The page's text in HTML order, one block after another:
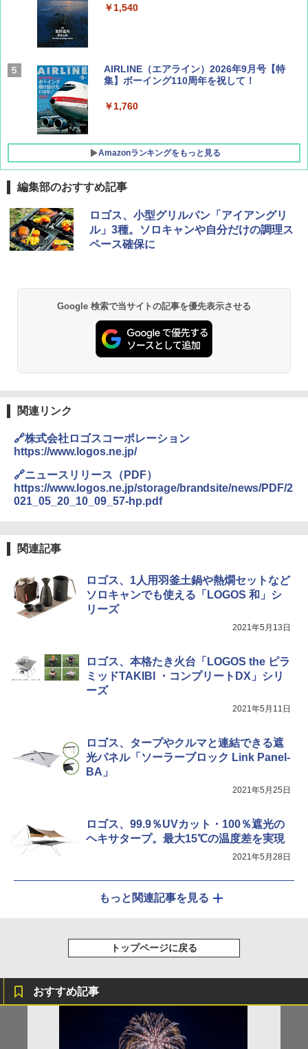
￥1,540
AIRLINE（エアライン）2026年9月号【特
集】ボーイング110周年を祝して！
￥1,760
Amazonランキングをもっと見る
D40 地球の歩き方 チェンマイ タイ北部の魅
力的な町 2026～2027 地球の歩き方D アジア
￥2,079
球の歩き方A ヨーロッパ
￥2,479
A26 地球の歩き方 チェコ ポーランド スロヴ
ァキア 2026～2027 地球の歩き方A ヨーロッ
パ
￥1,540
[キャンパーズコレクション 山善] ポップアッ
プテント 傘みたいに広げて畳める パッとサ
ッとサンシェード キューブ フルクローズ メ
ッシュ 簡単設置 ワンタッチテント キャンプ
PYKES PEAK (パイクスピーク) 着替えテン
ト プライバシー テント 【中が透けない】 1
人用 折りたたみ 防災グッズ 災害用トイレ ビ
ーチ ピクニック ポップアップテント 携帯 簡
ENDLESS BASE 《めざましテレビで紹介》
テント ワンタッチ RENEW 幅200 2-3人用 43
500002(88859)
￥5,999
￥9,990
[キャンパーズコレクション 山善] 傘みたいに
イド ブラックコーティング フルクローズ メ
ッシュ 4人用 簡単設置 ポップアップテント P
ATCW-150B エクルベージュ
DEWEL パラソル 大型 ビーチ アウトドアパ
ラソル ガーデン サイトシート付 折りたたみ
防水 UVカット 4段階高さ調整 軽量 収納袋付
き
BUNDOK(バンドック)ソロ ドーム 1 EX BDK
-08EX カーキ ソロキャンプ ポリエステル フ
レーム テント
￥14,800
￥2,980
ニューエラ New Era キャップ メッシュキャ
ップ 9FORTY AFrame 15226380 NER37C00
94 ストーン ニューエラキャップ 9FORTYA
￥4,400
熊撃退スプレー 熊よけスプレー 熊スプレー
0ml（連続噴射30秒）110ml（連続噴射15
秒）射程5～10m 安全ロック搭載 携帯収納袋
付き ヒグマ・イノシシ対策 自治体・教育機
関の購入実績 登山・キャンプ・アウトドア・
防災用品 長期保存可能 緊急時用 日本国内発
￥3,680
編集部のおすすめ記事
ロゴス、小型グリルパン「アイアングリ
ル」3種。ソロキャンや自分だけの調理ス
ペース確保に
Google 検索で当サイトの記事を優先表示させる
関連リンク
🔗株式会社ロゴスコーポレーション
https://www.logos.ne.jp/
🔗ニュースリリース（PDF）
https://www.logos.ne.jp/storage/brandsite/news/PDF/2
021_05_20_10_09_57-hp.pdf
関連記事
ロゴス、1人用羽釜土鍋や熱燗セットなど
ソロキャンでも使える「LOGOS 和」シ
リーズ
2021年5月13日
ロゴス、本格たき火台「LOGOS the ピラ
ミッドTAKIBI ・コンプリートDX」シリ
ーズ
2021年5月11日
ロゴス、タープやクルマと連結できる遮
光パネル「ソーラーブロック Link Panel-
BA」
2021年5月25日
ロゴス、99.9％UVカット・100％遮光の
ヘキサタープ。最大15℃の温度差を実現
2021年5月28日
もっと関連記事を見る
トップページに戻る
おすすめ記事